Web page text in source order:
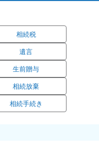
相続税
遺言
生前贈与
相続放棄
相続手続き